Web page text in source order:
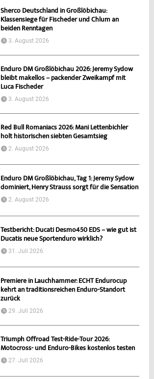
Sherco Deutschland in Großlöbichau:
Klassensiege für Fischeder und Chlum an
beiden Renntagen
3. August 2026
Enduro DM Großlöbichau 2026: Jeremy Sydow
bleibt makellos – packender Zweikampf mit
Luca Fischeder
3. August 2026
Red Bull Romaniacs 2026: Mani Lettenbichler
holt historischen siebten Gesamtsieg
2. August 2026
Enduro DM Großlöbichau, Tag 1: Jeremy Sydow
dominiert, Henry Strauss sorgt für die Sensation
2. August 2026
Testbericht: Ducati Desmo450 EDS – wie gut ist
Ducatis neue Sportenduro wirklich?
31. Juli 2026
Premiere in Lauchhammer: ECHT Endurocup
kehrt an traditionsreichen Enduro-Standort
zurück
29. Juli 2026
Triumph Offroad Test-Ride-Tour 2026:
Motocross- und Enduro-Bikes kostenlos testen
27. Juli 2026